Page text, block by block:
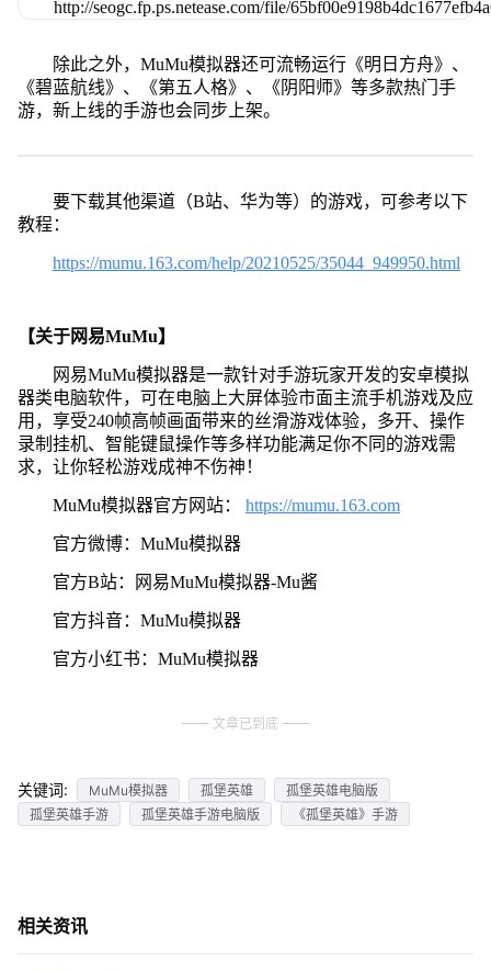
除此之外，MuMu模拟器还可流畅运行《明日方舟》、
《碧蓝航线》、《第五人格》、《阴阳师》等多款热门手
游，新上线的手游也会同步上架。
要下载其他渠道（B站、华为等）的游戏，可参考以下
教程：
https://mumu.163.com/help/20210525/35044_949950.html
【关于网易MuMu】
网易MuMu模拟器是一款针对手游玩家开发的安卓模拟
器类电脑软件，可在电脑上大屏体验市面主流手机游戏及应
用，享受240帧高帧画面带来的丝滑游戏体验，多开、操作
录制挂机、智能键鼠操作等多样功能满足你不同的游戏需
求，让你轻松游戏成神不伤神！
MuMu模拟器官方网站： https://mumu.163.com
官方微博：MuMu模拟器
官方B站：网易MuMu模拟器-Mu酱
官方抖音：MuMu模拟器
官方小红书：MuMu模拟器
文章已到底
关键词: MuMu模拟器 孤堡英雄
孤堡英雄电脑版
孤堡英雄手游
孤堡英雄手游电脑版 《孤堡英雄》手游
相关资讯